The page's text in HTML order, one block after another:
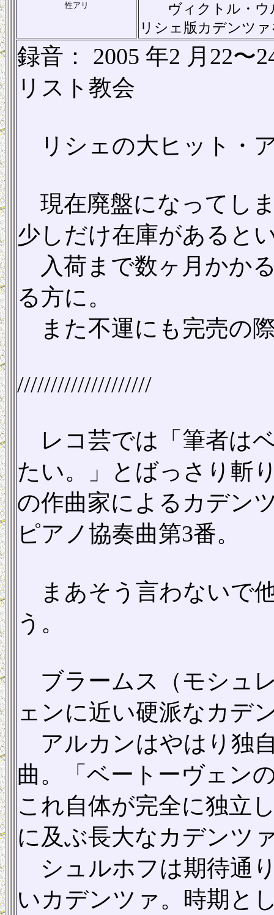
性アリ
ヴィクトル・ウ
リシェ版カデンツ
録音： 2005 年2 月22〜
リスト教会
リシェの大ヒット・
現在廃盤になってし
少しだけ在庫があると
入荷まで数ヶ月かか
る方に。
また不運にも完売の
////////////////////
レコ芸では「筆者は
たい。」とばっさり斬
の作曲家によるカデン
ピアノ協奏曲第3番。
まあそう言わないで
う。
ブラームス（モシュ
ェンに近い硬派なカデ
アルカンはやはり独
曲。「ベートーヴェン
これ自体が完全に独立
に及ぶ長大なカデンツ
シュルホフは期待通
いカデンツァ。時期と